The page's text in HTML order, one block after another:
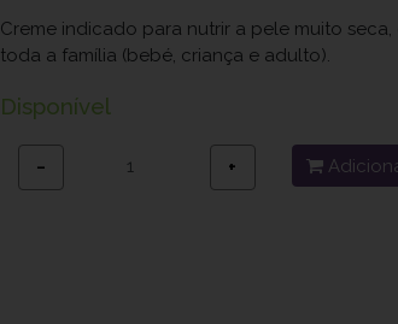
Creme indicado para nutrir a pele muito
toda a família (bebé, criança e adulto).
Disponível
− +